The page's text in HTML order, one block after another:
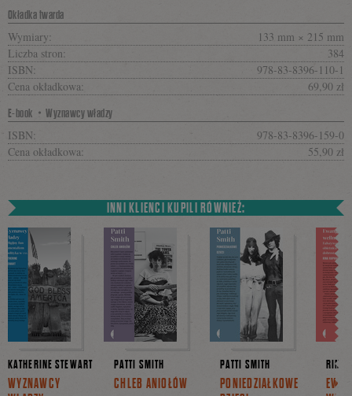
Okładka twarda
Wymiary:
133 mm × 215 mm
Liczba stron:
384
ISBN:
978-83-8396-110-1
Cena okładkowa:
69,90 zł
E-book・Wyznawcy władzy
ISBN:
978-83-8396-159-0
Cena okładkowa:
55,90 zł
INNI KLIENCI KUPILI RÓWNIEŻ:
KATHERINE STEWART
WYZNAWCY
PATTI SMITH
CHLEB ANIOŁÓW
PATTI SMITH
PONIEDZIAŁKOWE
RINA